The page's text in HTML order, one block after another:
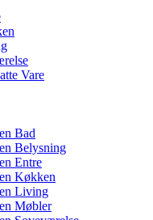
Vare
Bad
Belysning
Entre
Køkken
Living
Møbler